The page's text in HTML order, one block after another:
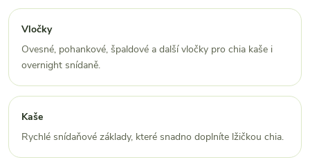
Vločky
Ovesné, pohankové, špaldové a další vločky pro chia kaše i
overnight snídaně.
Kaše
Rychlé snídaňové základy, které snadno doplníte lžičkou chia.